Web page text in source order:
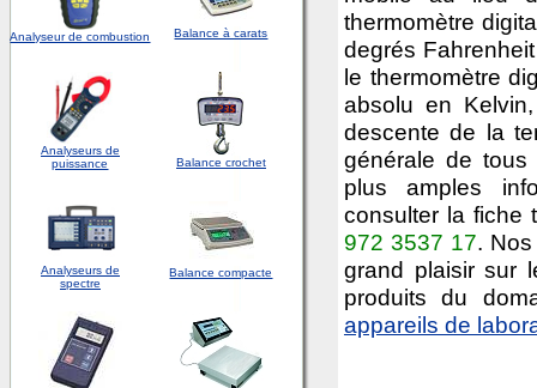
Analyseur de combustion Balance à carats
Analyseurs de
puissance
Balance crochet
Analyseurs de
spectre
Balance compacte
thermomètre
degrés
le thermomètre
absolu en
descente de la
générale de
plus amples
consulter la fiche
972 3537 17.
grand plaisir sur
produits du
appareils de